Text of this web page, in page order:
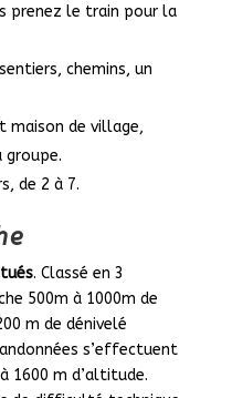
prenez le train pour la
chemins, un
maison de village,
groupe.
de 2 à 7.
. Classé en 3
500m à 1000m de
m de dénivelé
s’effectuent
1600 m d’altitude.